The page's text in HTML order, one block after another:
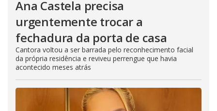
Ana Castela precisa
urgentemente trocar a
fechadura da porta de casa
Cantora voltou a ser barrada pelo reconhecimento facial
da própria residência e reviveu perrengue que havia
acontecido meses atrás